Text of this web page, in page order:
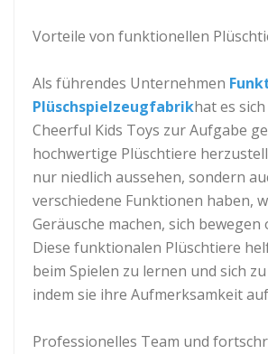
Vorteile von funktionellen
Als führendes Unternehmen
Plüschspielzeugfabrikhat es
Cheerful Kids Toys zur Aufgabe
hochwertige Plüschtiere
nur niedlich aussehen, sondern
verschiedene Funktionen haben,
Geräusche machen, sich bewegen
Diese funktionalen Plüschtiere
beim Spielen zu lernen und sich
indem sie ihre Aufmerksamkeit
Professionelles Team und